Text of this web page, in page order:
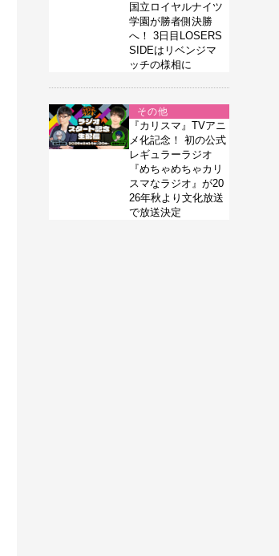
国立ロイヤルナイツ
学園が勝者側決勝
へ！ 3日目LOSERS
SIDEはリベンジマ
ッチの様相に
その他
『カリスマ』TVアニ
メ化記念！ 初の公式
レギュラーラジオ
『めちゃめちゃカリ
スマなラジオ』が20
26年秋より文化放送
で放送決定